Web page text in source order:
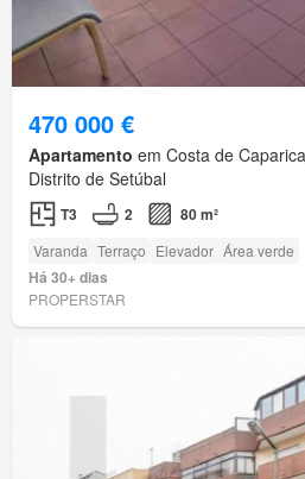
470 000 €
Apartamento em Costa de
Distrito de Setúbal
T3 2 80 m²
Varanda Terraço Elevador Área verde
Há 30+ dias
PROPERSTAR